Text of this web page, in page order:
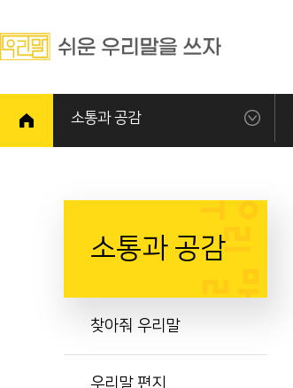
소통과 공감
소통과 공감
찾아줘 우리말
우리말 편지